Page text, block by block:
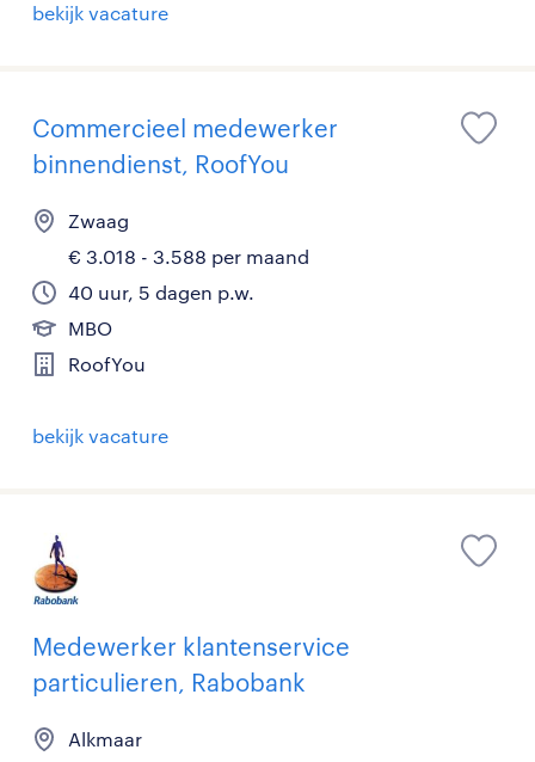
bekijk vacature
Commercieel medewerker
binnendienst, RoofYou
Zwaag
€ 3.018 - 3.588 per maand
40 uur, 5 dagen p.w.
MBO
RoofYou
bekijk vacature
Medewerker klantenservice
particulieren, Rabobank
Alkmaar